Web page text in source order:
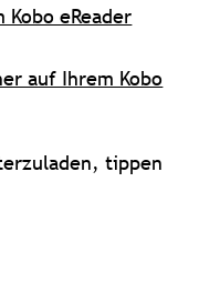
eReader
auf Ihrem Kobo
tippen